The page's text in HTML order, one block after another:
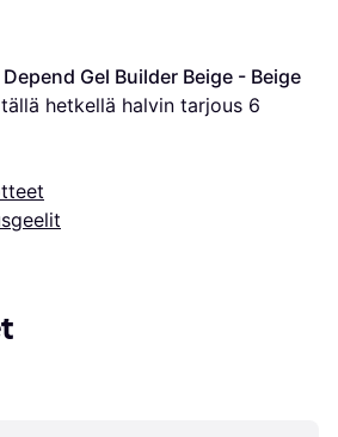
Depend Gel Builder Beige - Beige
hetkellä halvin tarjous 6